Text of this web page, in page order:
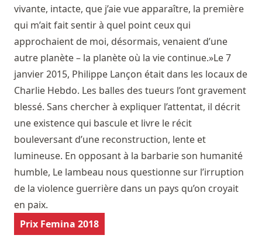
vivante, intacte, que j’aie vue apparaître, la première
qui m’ait fait sentir à quel point ceux qui
approchaient de moi, désormais, venaient d’une
autre planète – la planète où la vie continue.»Le 7
janvier 2015, Philippe Lançon était dans les locaux de
Charlie Hebdo. Les balles des tueurs l’ont gravement
blessé. Sans chercher à expliquer l’attentat, il décrit
une existence qui bascule et livre le récit
bouleversant d’une reconstruction, lente et
lumineuse. En opposant à la barbarie son humanité
humble, Le lambeau nous questionne sur l’irruption
de la violence guerrière dans un pays qu’on croyait
en paix.
Prix Femina 2018